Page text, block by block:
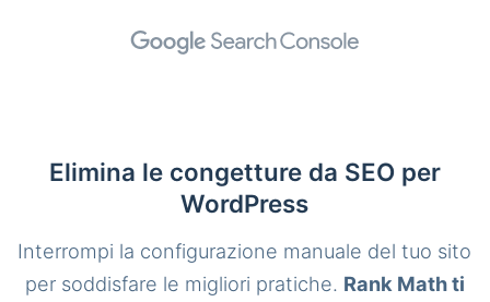
Elimina le congetture da SEO per
WordPress
Interrompi la configurazione manuale del tuo sito
per soddisfare le migliori pratiche. Rank Math ti